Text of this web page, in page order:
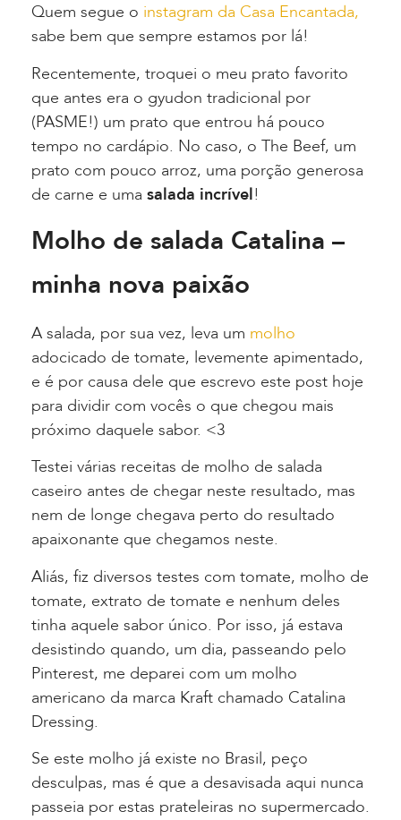
Quem segue o instagram da Casa Encantada,
sabe bem que sempre estamos por lá!
Recentemente, troquei o meu prato favorito
que antes era o gyudon tradicional por
(PASME!) um prato que entrou há pouco
tempo no cardápio. No caso, o The Beef, um
prato com pouco arroz, uma porção generosa
de carne e uma salada incrível!
Molho de salada Catalina –
minha nova paixão
A salada, por sua vez, leva um molho
adocicado de tomate, levemente apimentado,
e é por causa dele que escrevo este post hoje
para dividir com vocês o que chegou mais
próximo daquele sabor. <3
Testei várias receitas de molho de salada
caseiro antes de chegar neste resultado, mas
nem de longe chegava perto do resultado
apaixonante que chegamos neste.
Aliás, fiz diversos testes com tomate, molho de
tomate, extrato de tomate e nenhum deles
tinha aquele sabor único. Por isso, já estava
desistindo quando, um dia, passeando pelo
Pinterest, me deparei com um molho
americano da marca Kraft chamado Catalina
Dressing.
Se este molho já existe no Brasil, peço
desculpas, mas é que a desavisada aqui nunca
passeia por estas prateleiras no supermercado.